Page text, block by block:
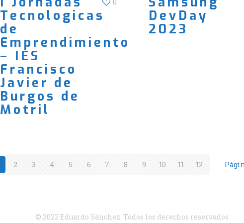
Tecnologicas
de
Emprendimiento
– IES
Francisco
Javier de
Burgos de
Motril
DevDay
2023
2 3 4 5 6 7 8 9 10 11 12
© 2022 Eduardo Sánchez. Todos los derechos reservados.